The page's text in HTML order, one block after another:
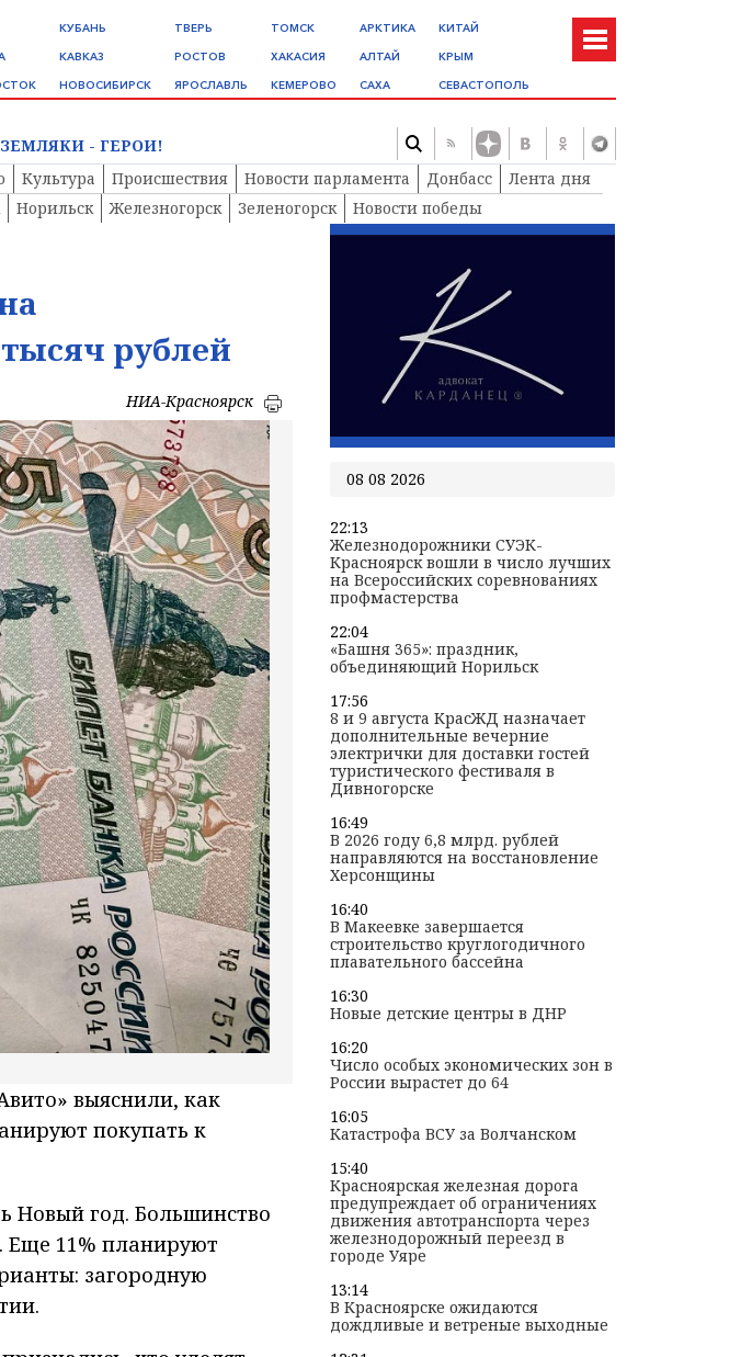
КУБАНЬ
КАВКАЗ
НОВОСИБИРСК
ТВЕРЬ
РОСТОВ
ЯРОСЛАВЛЬ
ТОМСК
ХАКАСИЯ
КЕМЕРОВО
АРКТИКА
АЛТАЙ
САХА
КИТАЙ
КРЫМ
СЕВАСТОПОЛЬ
- ГЕРОИ!
Культура Происшествия Новости парламента Донбасс
Лента дня
Норильск Железногорск Зеленогорск
Новости победы
рублей
НИА-Красноярск
выяснили, как
покупать к
Новый год. Большинство
Еще 11% планируют
загородную
08 08 2026
22:13
Железнодорожники СУЭК-
Красноярск вошли в число лучших
на Всероссийских соревнованиях
профмастерства
22:04
«Башня 365»: праздник,
объединяющий Норильск
17:56
8 и 9 августа КрасЖД назначает
дополнительные вечерние
электрички для доставки гостей
туристического фестиваля в
Дивногорске
16:49
В 2026 году 6,8 млрд. рублей
направляются на восстановление
Херсонщины
16:40
В Макеевке завершается
строительство круглогодичного
плавательного бассейна
16:30
Новые детские центры в ДНР
16:20
Число особых экономических зон в
России вырастет до 64
16:05
Катастрофа ВСУ за Волчанском
15:40
Красноярская железная дорога
предупреждает об ограничениях
движения автотранспорта через
железнодорожный переезд в
городе Уяре
13:14
В Красноярске ожидаются
дождливые и ветреные выходные